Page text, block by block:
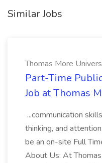
Similar Jobs
Thomas More
Part-Time
Job at Thomas
...communication
thinking, and
be an on-site Full
About Us: At